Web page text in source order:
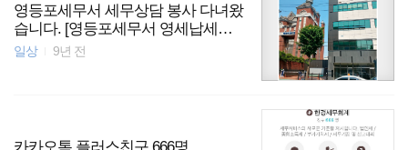
영등포세무서 세무상담 봉사 다녀왔
습니다. [영등포세무서 영세납세자
지원단]
일상 9년 전